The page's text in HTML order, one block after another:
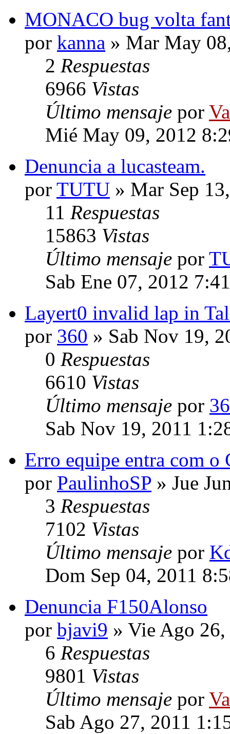
MONACO bug volta
por kanna » Mar May
2 Respuestas
6966 Vistas
Último mensaje por
Mié May 09, 2012
Denuncia a lucasteam.
por TUTU » Mar Sep
11 Respuestas
15863 Vistas
Último mensaje por
Sab Ene 07, 2012
Layert0 invalid lap in
por 360 » Sab Nov 19,
0 Respuestas
6610 Vistas
Último mensaje por
Sab Nov 19, 2011
Erro equipe entra com
por PaulinhoSP » Jue
3 Respuestas
7102 Vistas
Último mensaje por
Dom Sep 04, 2011
Denuncia F150Alonso
por bjavi9 » Vie Ago
6 Respuestas
9801 Vistas
Último mensaje por
Sab Ago 27, 2011